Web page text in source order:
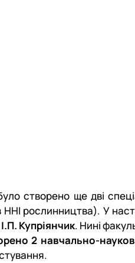
створено ще дві
рослинництва). У
І.П. Купріянчик. Нині
2 навчально-